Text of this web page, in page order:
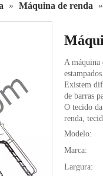
» Máquina de renda »
A máquina
Existem
de barras
O tecido
renda,
Modelo:
Marca:
Largura: